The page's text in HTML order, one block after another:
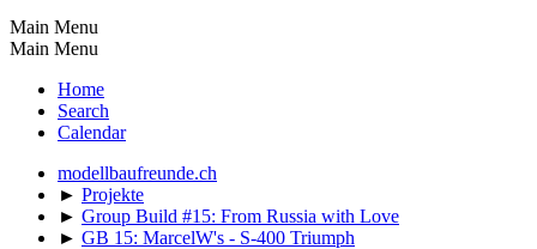
Main Menu
Main Menu
Home
Search
Calendar
modellbaufreunde.ch
► Projekte
► Group Build #15: From Russia with Love
► GB 15: MarcelW's - S-400 Triumph